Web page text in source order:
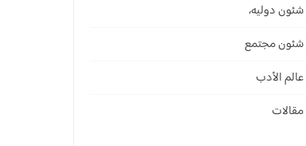
شئون دوليه،
شئون مجتمع
عالم الأدب
مقالات